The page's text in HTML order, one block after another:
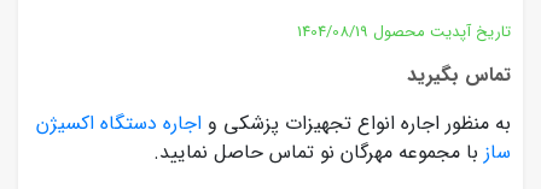
تاریخ آپدیت محصول 1404/08/19
تماس بگیرید
به منظور اجاره انواع تجهیزات پزشکی و اجاره دستگاه اکسیژن
ساز با مجموعه مهرگان نو تماس حاصل نمایید.